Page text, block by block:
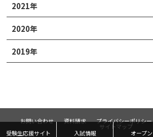
受験生応援サイト 入試情報
オープン
2021年
2020年
2019年
お問い合わせ 資料請求 プライバシーポリシー
サイトマップ